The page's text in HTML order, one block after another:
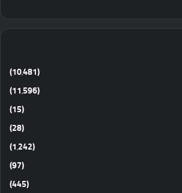
(10٬481)
(11٬596)
(15)
(28)
(1٬242)
(97)
(445)